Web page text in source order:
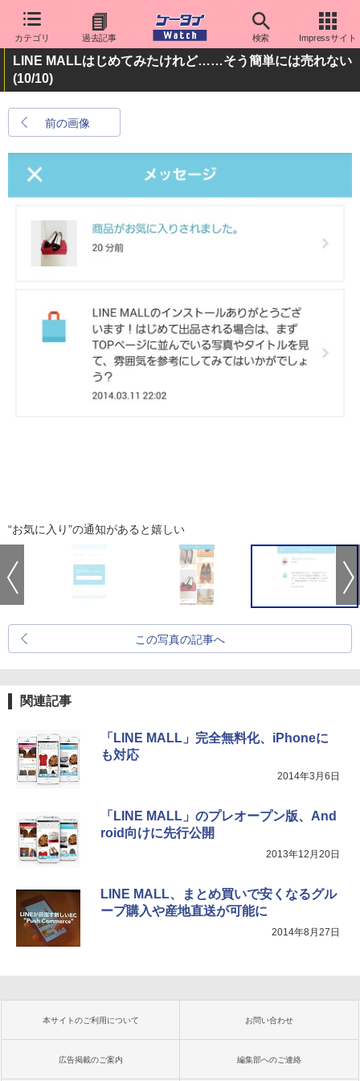
カテゴリ 過去記事 検索 Impressサイト
LINE MALLはじめてみたけれど……そう簡単には売れない
(10/10)
前の画像
“お気に入り”の通知があると嬉しい
この写真の記事へ
関連記事
「LINE MALL」完全無料化、iPhoneに
も対応
2014年3月6日
「LINE MALL」のプレオープン版、And
roid向けに先行公開
2013年12月20日
LINE MALL、まとめ買いで安くなるグル
ープ購入や産地直送が可能に
2014年8月27日
本サイトのご利用について お問い合わせ
広告掲載のご案内 編集部へのご連絡